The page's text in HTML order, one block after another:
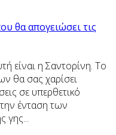
θα απογειώσει τις
είναι η Σαντορίνη. Το
θα σας χαρίσει
σε υπερθετικό
ένταση των
γης...